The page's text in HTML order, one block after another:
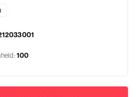
100